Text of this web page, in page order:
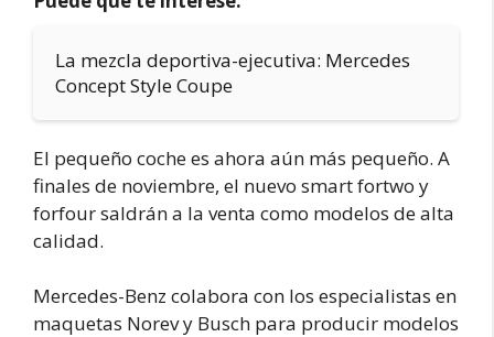
La mezcla deportiva-ejecutiva: Mercedes
Concept Style Coupe
El pequeño coche es ahora aún más pequeño. A
finales de noviembre, el nuevo smart fortwo y
forfour saldrán a la venta como modelos de alta
calidad.
Mercedes-Benz colabora con los especialistas en
maquetas Norev y Busch para producir modelos